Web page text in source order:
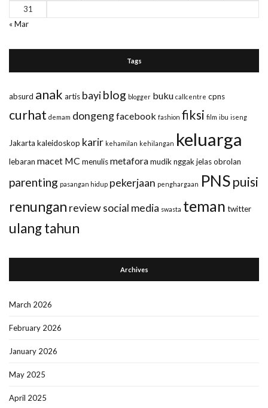
31
« Mar
Tags
absurd anak artis bayiblog blogger buku callcentre cpns
curhat demam dongengfacebook fashion fiksi film ibu iseng
Jakarta kaleidoskop karir kehamilan kehilangan keluarga
lebaran macet MC menulismetaforamudiknggak jelasobrolan
parenting pasangan hidup pekerjaan penghargaan PNSpuisi
renungan reviewsocial media swasta teman twitter
ulang tahun
Archives
March 2026
February 2026
January 2026
May 2025
April 2025